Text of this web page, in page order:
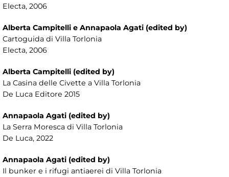
Electa, 2006
Alberta Campitelli e Annapaola Agati (edited by)
Cartoguida di Villa Torlonia
Electa, 2006
Alberta Campitelli (edited by)
La Casina delle Civette a Villa Torlonia
De Luca Editore 2015
Annapaola Agati (edited by)
La Serra Moresca di Villa Torlonia
De Luca, 2022
Annapaola Agati (edited by)
Il bunker e i rifugi antiaerei di Villa Torlonia